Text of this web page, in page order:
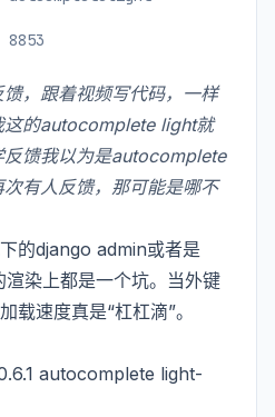
8853
，跟着视频写代码，一样
这的autocomplete light就
反馈我以为是autocomplete
有人反馈，那可能是哪不
的django admin或者是
染上都是一个坑。当外键
载速度真是“杠杠滴”。
autocomplete light-